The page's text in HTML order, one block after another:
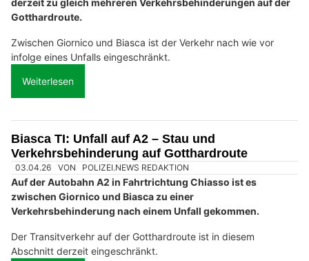
Gotthardroute.
Zwischen Giornico und Biasca ist der Verkehr nach wie vor
infolge eines Unfalls eingeschränkt.
Weiterlesen
Biasca TI: Unfall auf A2 – Stau und
Verkehrsbehinderung auf Gotthardroute
03.04.26 VON POLIZEI.NEWS REDAKTION
Auf der Autobahn A2 in Fahrtrichtung Chiasso ist es
zwischen Giornico und Biasca zu einer
Verkehrsbehinderung nach einem Unfall gekommen.
Der Transitverkehr auf der Gotthardroute ist in diesem
Abschnitt derzeit eingeschränkt.